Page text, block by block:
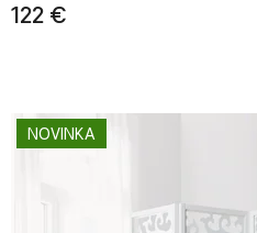
122 €
NOVINKA